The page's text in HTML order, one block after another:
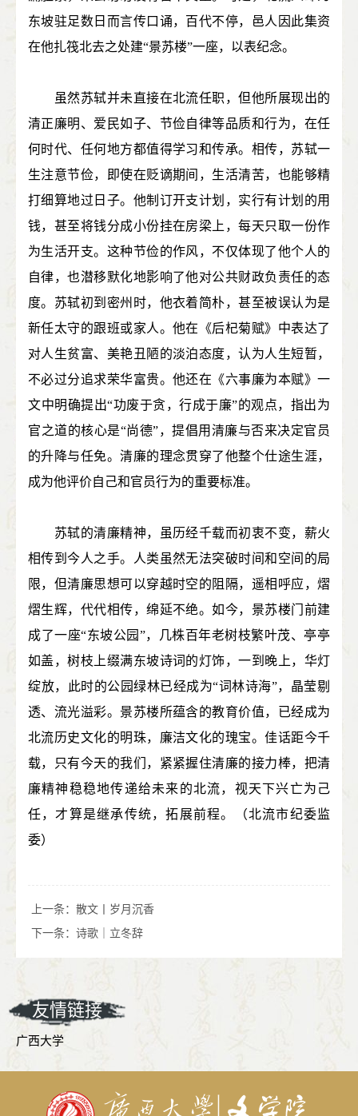
东坡驻足数日而言传口诵，百代不停，邑人因此集资
在他扎筏北去之处建“景苏楼”一座，以表纪念。
虽然苏轼并未直接在北流任职，但他所展现出的
清正廉明、爱民如子、节俭自律等品质和行为，在任
何时代、任何地方都值得学习和传承。相传，苏轼一
生注意节俭，即使在贬谪期间，生活清苦，也能够精
打细算地过日子。他制订开支计划，实行有计划的用
钱，甚至将钱分成小份挂在房梁上，每天只取一份作
为生活开支。这种节俭的作风，不仅体现了他个人的
自律，也潜移默化地影响了他对公共财政负责任的态
度。苏轼初到密州时，他衣着简朴，甚至被误认为是
新任太守的跟班或家人。他在《后杞菊赋》中表达了
对人生贫富、美艳丑陋的淡泊态度，认为人生短暂，
不必过分追求荣华富贵。他还在《六事廉为本赋》一
文中明确提出“功废于贪，行成于廉”的观点，指出为
官之道的核心是“尚德”，提倡用清廉与否来决定官员
的升降与任免。清廉的理念贯穿了他整个仕途生涯，
成为他评价自己和官员行为的重要标准。
苏轼的清廉精神，虽历经千载而初衷不变，薪火
相传到今人之手。人类虽然无法突破时间和空间的局
限，但清廉思想可以穿越时空的阻隔，遥相呼应，熠
熠生辉，代代相传，绵延不绝。如今，景苏楼门前建
成了一座“东坡公园”，几株百年老树枝繁叶茂、亭亭
如盖，树枝上缀满东坡诗词的灯饰，一到晚上，华灯
绽放，此时的公园绿林已经成为“词林诗海”，晶莹剔
透、流光溢彩。景苏楼所蕴含的教育价值，已经成为
北流历史文化的明珠，廉洁文化的瑰宝。佳话距今千
载，只有今天的我们，紧紧握住清廉的接力棒，把清
廉精神稳稳地传递给未来的北流，视天下兴亡为己
任，才算是继承传统，拓展前程。（北流市纪委监
委）
上一条： 散文丨岁月沉香
下一条： 诗歌｜立冬辞
友情链接
广西大学